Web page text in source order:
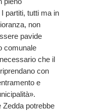
partiti, tutti ma in
non
pavide
comunale
che il
con
e
Zedda potrebbe